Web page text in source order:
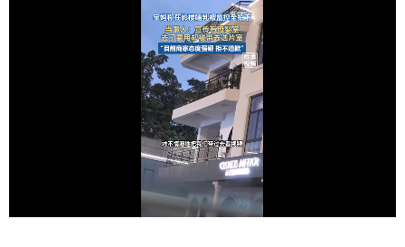
案 重課俄羅斯500%關稅
「白海豚」雨炸8縣市！逼近台灣恐擺
盪 這幾區飆豪雨
Loaded:
100.00%